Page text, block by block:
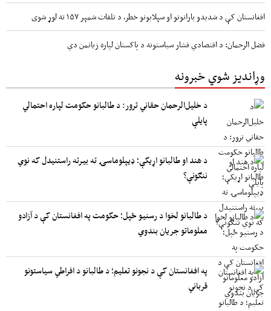
افغانستان کې د شدیدو بارانونو او سېلابونو خطر، د تلفات شمېر ۱۵۷ ته لوړ شوی
فضل الرحمان: د اقتصادي فشار سیاستونه د پاکستان لپاره زیانمن دي
وړاندیز شوي خبرونه
د خلیل‌الرحمان حقاني ترور: د طالبانو حکومت لپاره احتمالي
پایلې
د هند او طالبانو اړیکې؛ ډیپلوماسۍ ته بیرته راستنیدل که نوي
ننګونې؟
د طالبانو لخوا د رسنیو ځپل؛ حکومت په افغانستان کې د آزادو
معلوماتو جریان بندوي
په افغانستان کې د نجونو تعلیم؛ د طالبانو د افراطي سیاستونو
قرباني